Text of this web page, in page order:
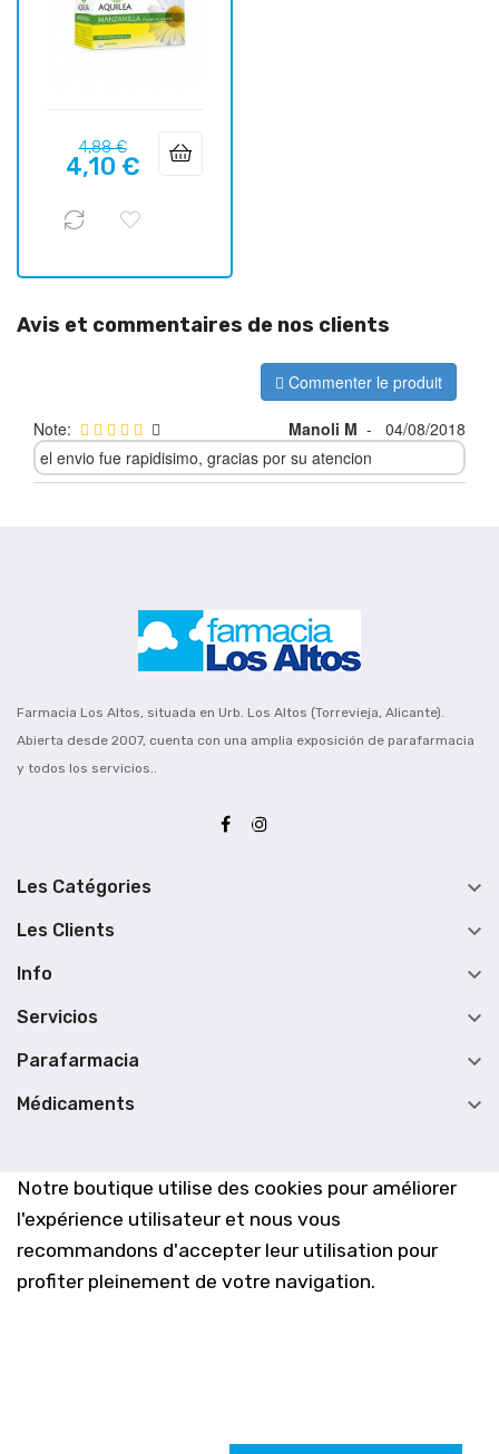
Notre boutique utilise des cookies pour améliorer
l'expérience utilisateur et nous vous
recommandons d'accepter leur utilisation pour
profiter pleinement de votre navigation.
Prix
habituel
4,88 €Prix
4,10 €
Avis et commentaires de nos clients
Commenter le produit
Note: Manoli M -
04/08/2018
el envio fue rapidisimo, gracias por su atencion
Farmacia Los Altos, situada en Urb. Los Altos (Torrevieja, Alicante).
Abierta desde 2007, cuenta con una amplia exposición de parafarmacia
y todos los servicios..
Les Catégories 
Les Clients 
Info 
Servicios 
Parafarmacia 
Médicaments 